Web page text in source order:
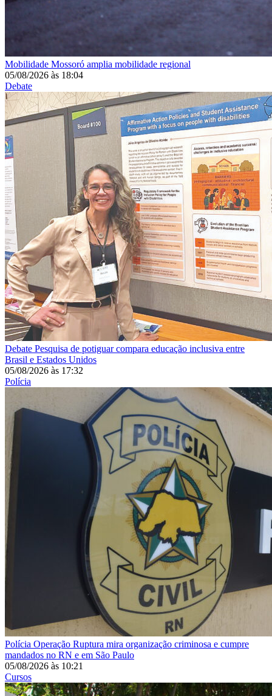
Mobilidade Mossoró amplia mobilidade regional
05/08/2026 às 18:04
Debate
Debate Pesquisa de potiguar compara educação inclusiva entre
Brasil e Estados Unidos
05/08/2026 às 17:32
Polícia
Polícia Operação Ruptura mira organização criminosa e cumpre
mandados no RN e em São Paulo
05/08/2026 às 10:21
Cursos